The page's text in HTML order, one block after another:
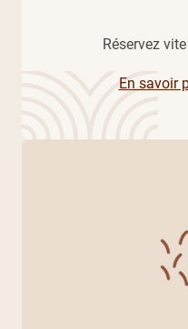
Réservez
En savoir